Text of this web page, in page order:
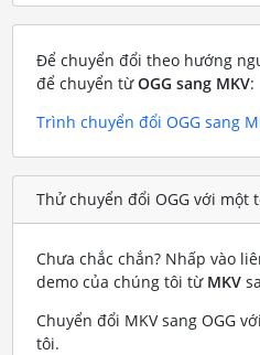
Để chuyển đổi theo hướng
để chuyển từOGG sang MKV:
Trình chuyển đổi OGG sang
Thử chuyển đổi OGG với một
Chưa chắc chắn? Nhấp vào
demo của chúng tôi từ MKV
Chuyển đổi MKV sang OGG
tôi.